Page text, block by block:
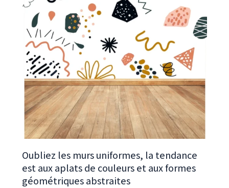
Oubliez les murs uniformes, la tendance
est aux aplats de couleurs et aux formes
géométriques abstraites